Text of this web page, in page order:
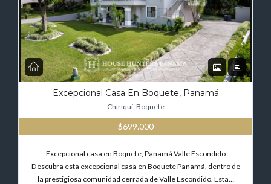
Excepcional Casa En Boquete, Panamá
Chiriquí, Boquete
$699.000
Excepcional casa en Boquete, Panamá Valle Escondido
Descubra esta excepcional casa en Boquete Panamá, dentro de
la prestigiosa comunidad cerrada de Valle Escondido. Esta…